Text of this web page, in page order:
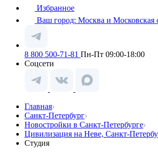
Избранное
Ваш город: Москва и Московская
8 800 500-71-81 Пн-Пт 09:00-18:00
Соцсети
Главная
Санкт-Петербург
Новостройки в Санкт-Петербурге
Цивилизация на Неве, Санкт-
Студия